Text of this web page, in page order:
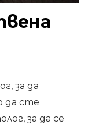
за да
да сте
за да се